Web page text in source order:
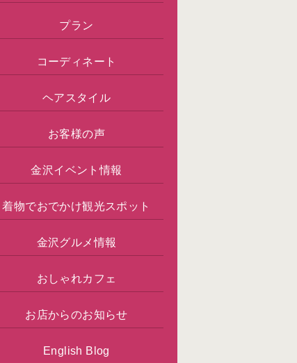
プラン
コーディネート
ヘアスタイル
お客様の声
金沢イベント情報
着物でおでかけ観光スポット
金沢グルメ情報
おしゃれカフェ
お店からのお知らせ
English Blog